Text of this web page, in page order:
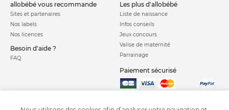
allobébé vous recommande
Sites et partenaires
Nos labels
Nos licences
Besoin d'aide ?
FAQ
les plus d'allobébé
Liste de naissance
Infos conseils
Jeux concours
Valise de maternité
Parrainage
Paiement sécurisé